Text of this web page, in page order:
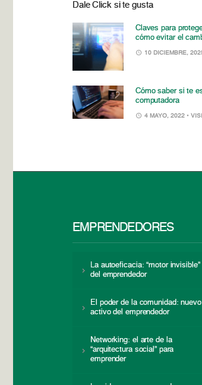
Dale Click si te gusta
Claves para
cómo evitar el
10 DICIEMBRE,
Cómo saber si te
computadora
4 MAYO, 2022 •
EMPRENDEDORES
La autoeficacia: “motor invisible”
del emprendedor
El poder de la comunidad: nuevo
activo del emprendedor
Networking: el arte de la
“arquitectura social” para
emprender